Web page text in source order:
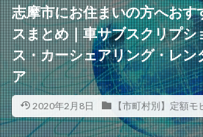
志摩市にお住まいの方へおす
スまとめ｜車サブスクリプシ
ス・カーシェアリング・レン
ア
2020年2月8日 【市町村別】定額